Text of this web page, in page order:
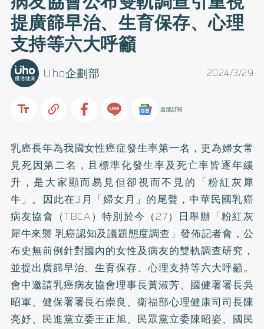
提廣篩早治、生育保存、心理
支持等六大呼籲
2024/3/29
Uho企劃部
追蹤訂閱
乳癌長年為我國女性癌症發生率第一名，更為婦女常
見死因第二名，且標準化發生率及死亡率皆逐年緩
升，是大家顯而易見但卻視而不見的「粉紅灰犀
牛」。因此在3月「婦女月」的尾聲，中華民國乳癌
病友協會（TBCA）特別於今（27）日舉辦「粉紅灰
犀牛來襲 乳癌認知及議題態度調查」發佈記者會，公
布史無前例針對國內的女性及病友的雙軌調查研究，
並提出廣篩早治、生育保存、心理支持等六大呼籲。
會中邀請乳癌病友協會理事長黃淑芳、國健署署長吳
昭軍、健保署署長石崇良、衛福部心理健康司司長陳
亮妤、民進黨立委王正旭、民眾黨立委陳昭姿、國民